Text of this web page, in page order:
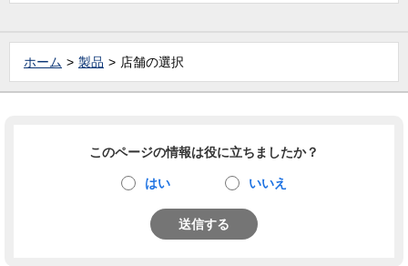
ホーム 製品 店舗の選択
このページの情報は役に立ちましたか？
はい いいえ
送信する